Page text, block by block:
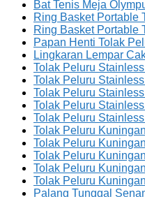
Bat Tenis Meja
Ring Basket Portable
Ring Basket Portable
Papan Henti Tolak
Lingkaran Lempar
Tolak Peluru
Tolak Peluru
Tolak Peluru
Tolak Peluru
Tolak Peluru
Tolak Peluru
Tolak Peluru
Tolak Peluru
Tolak Peluru
Tolak Peluru
Palang Tunggal